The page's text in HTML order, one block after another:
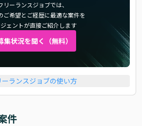
リーランスジョブでは、
ご希望とご経歴に最適な案件を
ェントが直接ご紹介します
集状況を聞く（無料）
ーランスジョブの使い方
件